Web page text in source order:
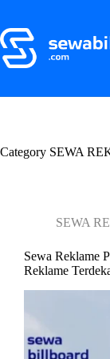
k
i
p
t
c
e
Category SEWA
SEWA
Sewa Reklame
Reklame